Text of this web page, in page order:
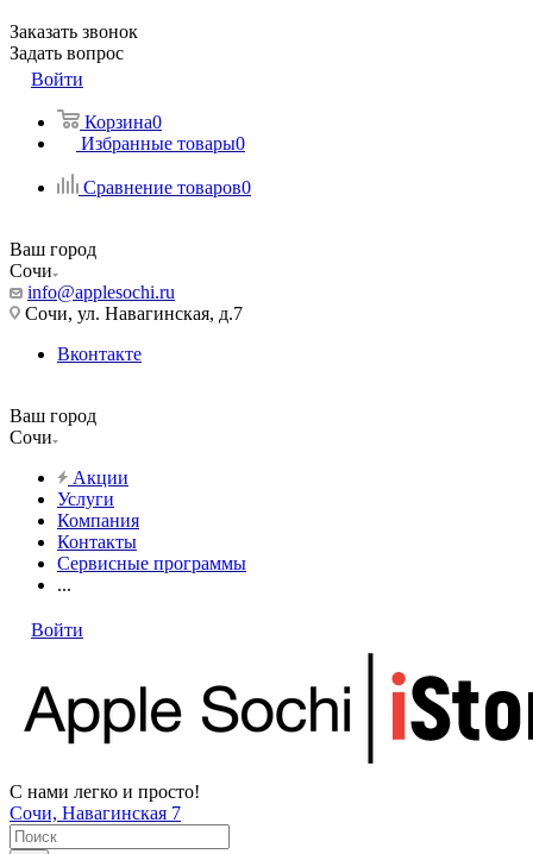
Заказать звонок
Задать вопрос
Войти
Корзина0
Избранные товары0
Сравнение товаров0
Ваш город
Сочи
info@applesochi.ru
Сочи, ул. Навагинская, д.7
Вконтакте
Ваш город
Сочи
Акции
Услуги
Компания
Контакты
Сервисные программы
...
Войти
С нами легко и просто!
Сочи, Навагинская 7